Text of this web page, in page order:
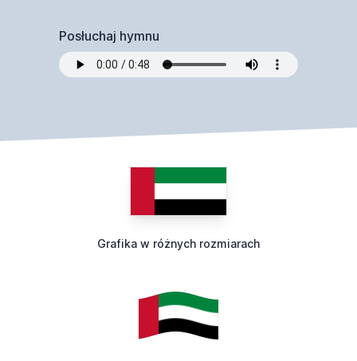
Posłuchaj hymnu
Grafika w różnych rozmiarach